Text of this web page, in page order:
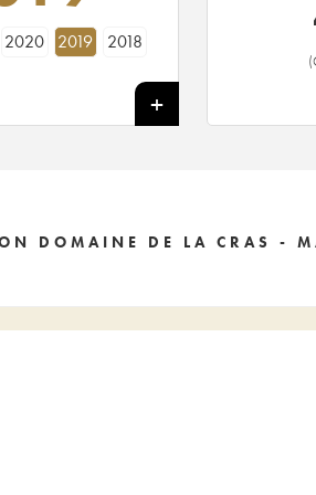
2020 2019 2018
DOMAINE DE LA CRAS -